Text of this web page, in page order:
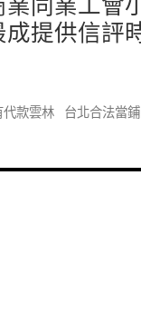
成提供信評
款雲林 台北合法當